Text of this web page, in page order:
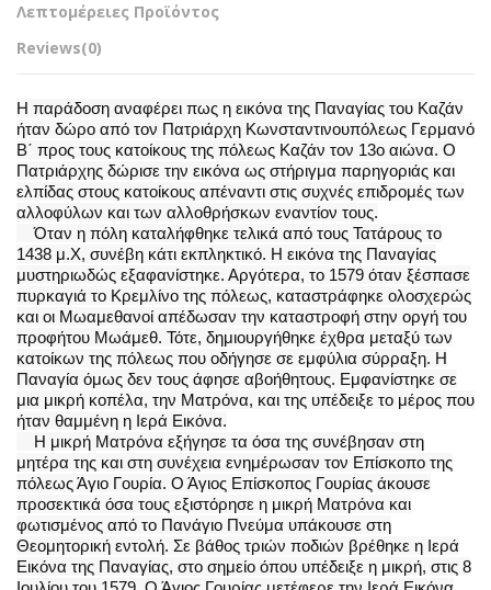
Λεπτομέρειες Προϊόντος
Reviews(0)
Η παράδοση αναφέρει πως η εικόνα της Παναγίας του Καζάν
ήταν δώρο από τον Πατριάρχη Κωνσταντινουπόλεως Γερμανό
Β΄ προς τους κατοίκους της πόλεως Καζάν τον 13ο αιώνα. Ο
Πατριάρχης δώρισε την εικόνα ως στήριγμα παρηγοριάς και
ελπίδας στους κατοίκους απέναντι στις συχνές επιδρομές των
αλλοφύλων και των αλλοθρήσκων εναντίον τους.
Όταν η πόλη καταλήφθηκε τελικά από τους Τατάρους το
1438 μ.Χ, συνέβη κάτι εκπληκτικό. Η εικόνα της Παναγίας
μυστηριωδώς εξαφανίστηκε. Αργότερα, το 1579 όταν ξέσπασε
πυρκαγιά το Κρεμλίνο της πόλεως, καταστράφηκε ολοσχερώς
και οι Μωαμεθανοί απέδωσαν την καταστροφή στην οργή του
προφήτου Μωάμεθ. Τότε, δημιουργήθηκε έχθρα μεταξύ των
κατοίκων της πόλεως που οδήγησε σε εμφύλια σύρραξη. Η
Παναγία όμως δεν τους άφησε αβοήθητους. Εμφανίστηκε σε
μια μικρή κοπέλα, την Ματρόνα, και της υπέδειξε το μέρος που
ήταν θαμμένη η Ιερά Εικόνα.
Η μικρή Ματρόνα εξήγησε τα όσα της συνέβησαν στη
μητέρα της και στη συνέχεια ενημέρωσαν τον Επίσκοπο της
πόλεως Άγιο Γουρία. Ο Άγιος Επίσκοπος Γουρίας άκουσε
προσεκτικά όσα τους εξιστόρησε η μικρή Ματρόνα και
φωτισμένος από το Πανάγιο Πνεύμα υπάκουσε στη
Θεομητορική εντολή. Σε βάθος τριών ποδιών βρέθηκε η Ιερά
Εικόνα της Παναγίας, στο σημείο όπου υπέδειξε η μικρή, στις 8